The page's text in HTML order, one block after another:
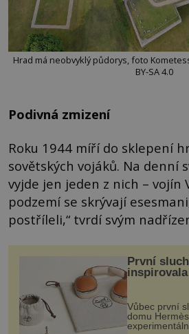
Hrad má neobvyklý půdorys, foto
BY-SA 4.0
Podivná zmizení
Roku 1944 míří do sklepení
sovětských vojáků. Na denní
vyjde jen jeden z nich – vojín
podzemí se skrývají
postříleli,“ tvrdí svým
První
Vůbec první
domu